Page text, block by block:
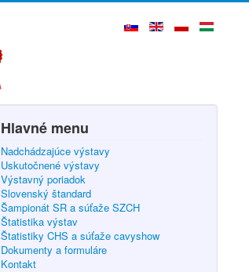
Hlavné menu
Nadchádzajúce výstavy
Uskutočnené výstavy
Výstavný poriadok
Slovenský štandard
Šampionát SR a súťaže SZCH
Štatistika výstav
Štatistiky CHS a súťaže cavyshow
Dokumenty a formuláre
Kontakt